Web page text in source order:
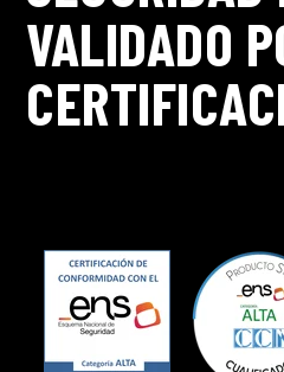
VALIDADO